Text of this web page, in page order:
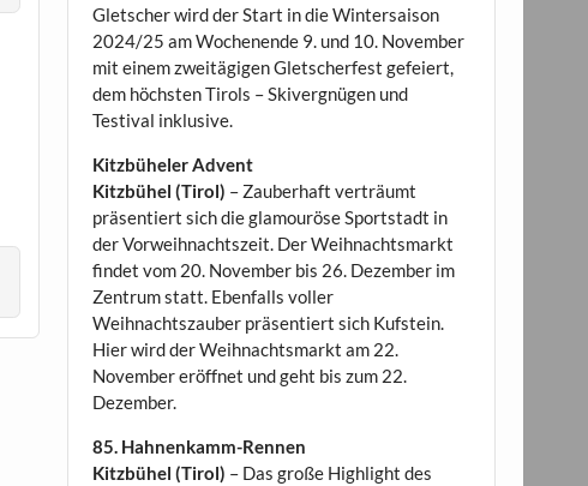
Gletscher wird der Start in die Wintersaison
2024/25 am Wochenende 9. und 10. November
mit einem zweitägigen Gletscherfest gefeiert,
dem höchsten Tirols – Skivergnügen und
Testival inklusive.
Kitzbüheler Advent
Kitzbühel (Tirol) – Zauberhaft verträumt
präsentiert sich die glamouröse Sportstadt in
der Vorweihnachtszeit. Der Weihnachtsmarkt
findet vom 20. November bis 26. Dezember im
Zentrum statt. Ebenfalls voller
Weihnachtszauber präsentiert sich Kufstein.
Hier wird der Weihnachtsmarkt am 22.
November eröffnet und geht bis zum 22.
Dezember.
85. Hahnenkamm-Rennen
Kitzbühel (Tirol) – Das große Highlight des